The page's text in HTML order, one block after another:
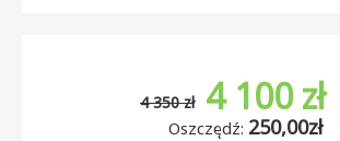
4 350 zł 4 100 zł
Oszczędź: 250,00zł